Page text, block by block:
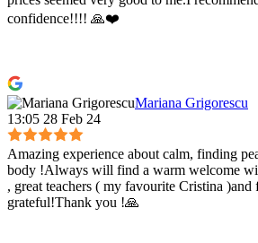
confidence!!!! 🙏❤️
Mariana Grigorescu
13:05 28 Feb 24
Amazing experience about calm, finding
body !Always will find a warm welcome
, great teachers ( my favourite Cristina )and
grateful!Thank you !🙏